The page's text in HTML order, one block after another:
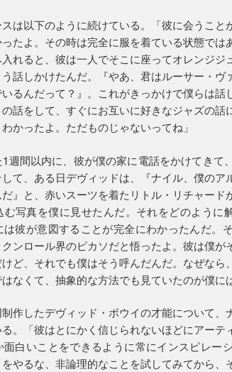
は以下のように続けている。「彼に会うこと
たよ。その時は完全に服を着ている状態で
れると、彼は一人でそこに座ってオレンジジ
話しかけたんだ。『やあ、君はルーサー・ヴ
るんだって？』。これがきっかけで僕らは話
話をして、すぐにお互いに好きなジャズの話
かったよ。ただものじゃないってね」
1週間以内に、彼が僕の家に電話をかけてきて
て、ある日デヴィッドは、『ナイル、僕のア
』と、赤いスーツを着たリトル・リチャード
む写真を僕に見せたんだ。それをどのよう
は彼が意図することが完全にわかったんだ。
クンロール界のピカソだと悟ったよ。彼は僕が
ど、それでも僕はそう呼んだんだ。なぜなら
なくて、抽象的な方法でも見ていたのが僕に
作したデヴィッド・ボウイの才能について、
。「彼はとにかく信じられないほどにアーテ
面白いことをできるように常にインスピレー
やるな、非論理的なことを試してみてから、